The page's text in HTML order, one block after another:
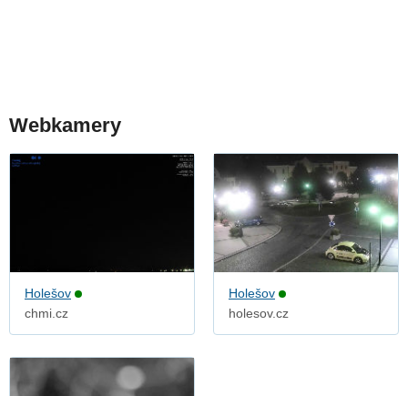
Webkamery
Holešov
chmi.cz
Holešov
holesov.cz